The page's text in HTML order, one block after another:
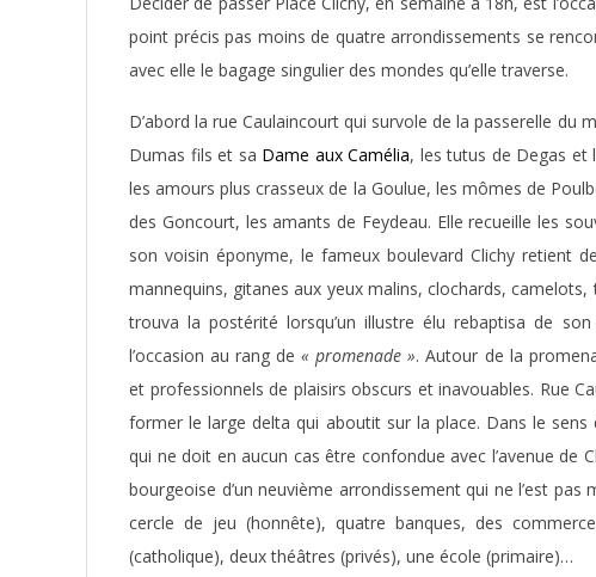
point précis pas moins de quatre arrondissements se
avec elle le bagage singulier des mondes qu’elle traverse.
D’abord la rue Caulaincourt qui survole de la passerelle du
Dumas fils et sa Dame aux Camélia, les tutus de Degas et
les amours plus crasseux de la Goulue, les mômes de
des Goncourt, les amants de Feydeau. Elle recueille les
son voisin éponyme, le fameux boulevard Clichy retient
mannequins, gitanes aux yeux malins, clochards,
trouva la postérité lorsqu’un illustre élu rebaptisa de
l’occasion au rang de« promenade ». Autour de la
et professionnels de plaisirs obscurs et inavouables. Rue
former le large delta qui aboutit sur la place. Dans le sens
qui ne doit en aucun cas être confondue avec l’avenue de
bourgeoise d’un neuvième arrondissement qui ne l’est
cercle de jeu (honnête), quatre banques, des
(catholique), deux théâtres (privés), une école (primaire)…